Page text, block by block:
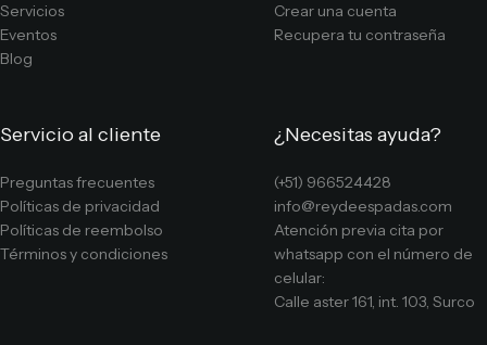
Servicios
Eventos
Blog
Crear una cuenta
Recupera tu contraseña
Servicio al cliente
Preguntas frecuentes
Políticas de privacidad
Políticas de reembolso
Términos y condiciones
¿Necesitas ayuda?
(+51) 966524428
info@reydeespadas.com
Atención previa cita por
whatsapp con el número de
celular:
Calle aster 161, int. 103, Surco